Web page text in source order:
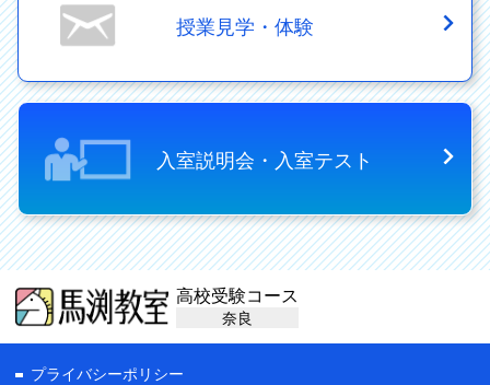
授業見学・体験
入室説明会・入室テスト
高校受験コース
奈良
プライバシーポリシー